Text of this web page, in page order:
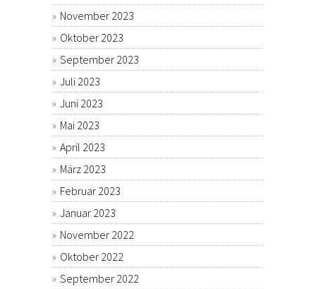
November 2023
Oktober 2023
September 2023
Juli 2023
Juni 2023
Mai 2023
April 2023
März 2023
Februar 2023
Januar 2023
November 2022
Oktober 2022
September 2022